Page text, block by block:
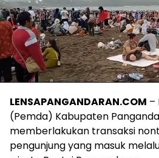
LENSAPANGANDARAN.COM –
(Pemda) Kabupaten
memberlakukan transaksi
pengunjung yang masuk